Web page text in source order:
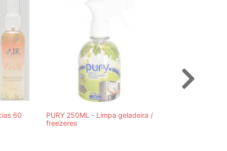
60
PURY 250ML - Limpa geladeira /
freezeres